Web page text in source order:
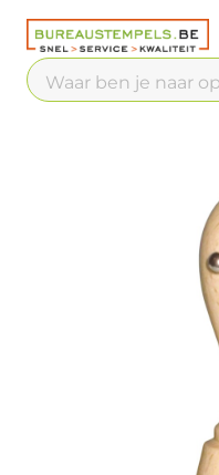
Chat
voor
Contact